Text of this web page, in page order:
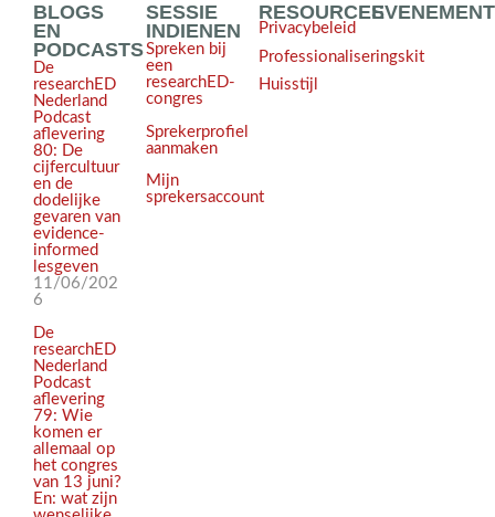
BLOGS
EN
PODCASTS
De
researchED
Nederland
Podcast
aflevering
80: De
cijfercultuur
en de
dodelijke
gevaren van
evidence-
informed
lesgeven
11/06/202
6
De
researchED
Nederland
Podcast
aflevering
79: Wie
komen er
allemaal op
het congres
van 13 juni?
En: wat zijn
SESSIE
INDIENEN
Spreken bij
een
researchED-
congres
Sprekerprofiel
aanmaken
Mijn
sprekersaccount
RESOURCES
Privacybeleid
Professionaliseringskit
Huisstijl